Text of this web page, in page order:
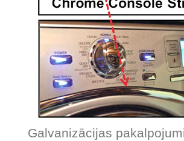
Galvanizācijas